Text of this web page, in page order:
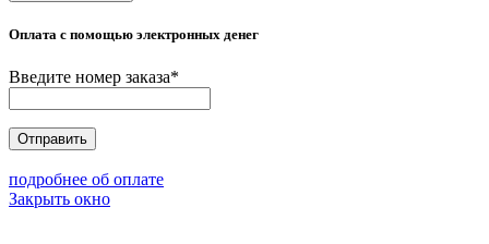
Оплата с помощью электронных денег
Введите номер заказа*
Отправить
подробнее об оплате
Закрыть окно